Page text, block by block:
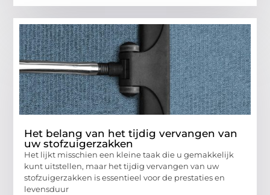
Het belang van het tijdig vervangen van
uw stofzuigerzakken
Het lijkt misschien een kleine taak die u gemakkelijk
kunt uitstellen, maar het tijdig vervangen van uw
stofzuigerzakken is essentieel voor de prestaties en
levensduur